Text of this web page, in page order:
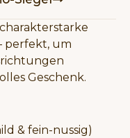
perfekt, um
Geschenk.
& fein-nussig)